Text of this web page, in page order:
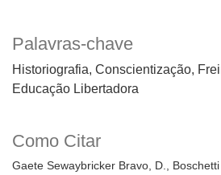
Palavras-chave
Historiografia Conscientização
Educação Libertadora
Como Citar
Gaete Sewaybricker Bravo, D.,